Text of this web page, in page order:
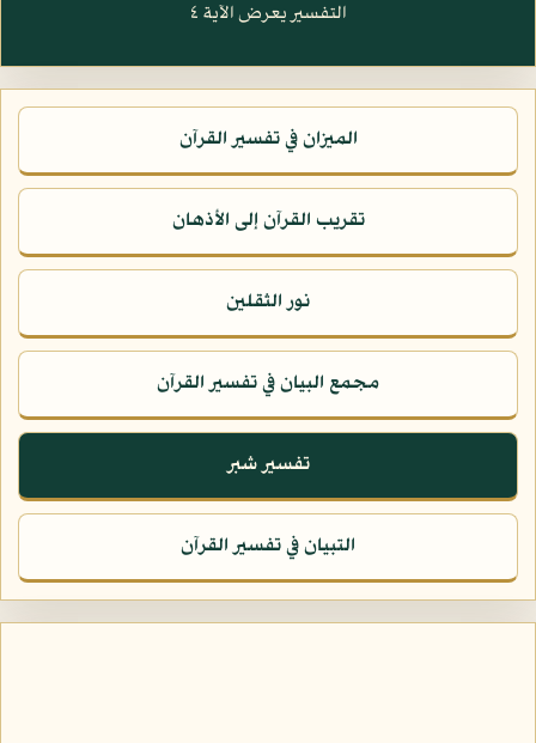
التفسير يعرض الآية ٤
الميزان في تفسير القرآن
تقريب القرآن إلى الأذهان
نور الثقلين
مجمع البيان في تفسير القرآن
تفسير شبر
التبيان في تفسير القرآن